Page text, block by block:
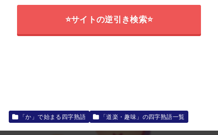
⭐サイトの逆引き検索⭐
「か」で始まる四字熟語 「道楽・趣味」の四字熟語一覧